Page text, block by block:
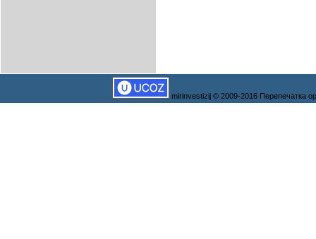
mirinvestizij © 2009-2016 Перепечатка